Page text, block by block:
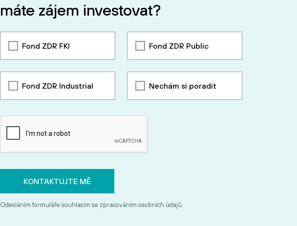
máte zájem investovat?
Fond ZDR FKI Fond ZDR Public
Fond ZDR Industrial Nechám si poradit
Odesláním formuláře souhlasím se zpracováním osobních údajů.